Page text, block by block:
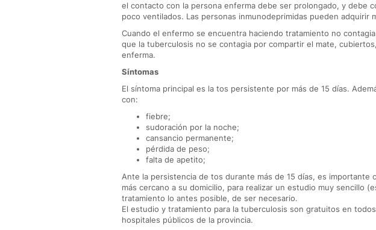
el contacto con la persona enferma debe ser prolongado, y debe
poco ventilados. Las personas inmunodeprimidas pueden adquirir
Cuando el enfermo se encuentra haciendo tratamiento no
que la tuberculosis no se contagia por compartir el mate,
enferma.
Síntomas
El síntoma principal es la tos persistente por más de 15 días.
con:
fiebre;
sudoración por la noche;
cansancio permanente;
pérdida de peso;
falta de apetito;
Ante la persistencia de tos durante más de 15 días, es importante
más cercano a su domicilio, para realizar un estudio muy sencillo
tratamiento lo antes posible, de ser necesario.
El estudio y tratamiento para la tuberculosis son gratuitos en
hospitales públicos de la provincia.